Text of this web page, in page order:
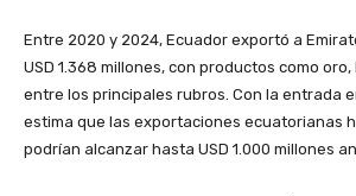
Entre 2020 y 2024, Ecuador exportó a
USD 1.368 millones, con productos como
entre los principales rubros. Con la entrada
estima que las exportaciones ecuatorianas
podrían alcanzar hasta USD 1.000 millones